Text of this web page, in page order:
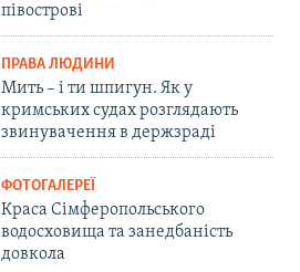
півострові
ПРАВА ЛЮДИНИ
Мить – і ти шпигун. Як у
кримських судах розглядають
звинувачення в держзраді
ФОТОГАЛЕРЕЇ
Краса Сімферопольського
водосховища та занедбаність
довкола